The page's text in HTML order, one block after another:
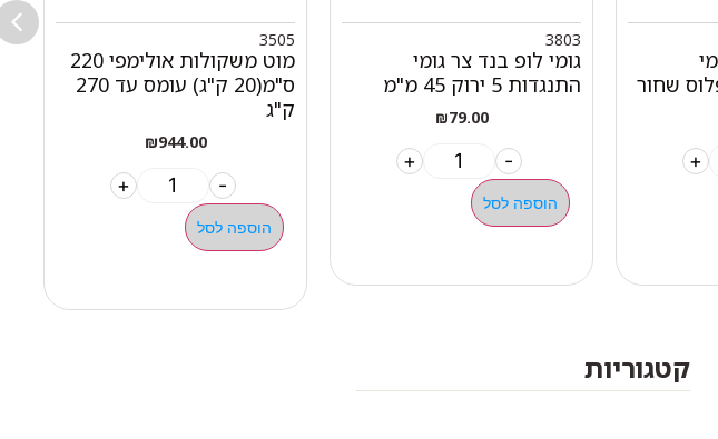
+
3803
גומי לופ בנד צר גומי
התנגדות 5 ירוק 45 מ"מ
₪79.00
-
+
הוספה לסל
3505
מוט משקולות אולימפי 220
ס"מ(20 ק"ג) עומס עד 270
ק"ג
₪944.00
-
+
הוספה לסל
קטגוריות